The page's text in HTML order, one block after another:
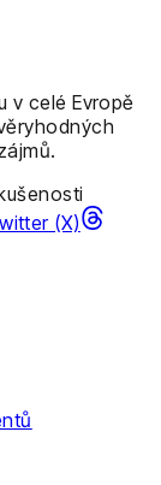
v celé Evropě
(X)